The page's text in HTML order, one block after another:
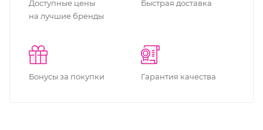
Доступные цены
на лучшие бренды
Быстрая доставка
Бонусы за покупки Гарантия качества